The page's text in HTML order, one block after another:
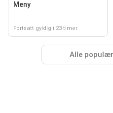
Meny
Fortsatt gyldig i 23 timer
Alle